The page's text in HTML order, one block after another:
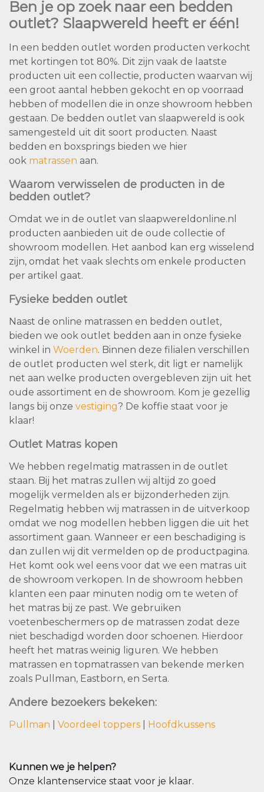
Ben je op zoek naar een bedden
outlet? Slaapwereld heeft er één!
In een bedden outlet worden producten verkocht
met kortingen tot 80%. Dit zijn vaak de laatste
producten uit een collectie, producten waarvan wij
een groot aantal hebben gekocht en op voorraad
hebben of modellen die in onze showroom hebben
gestaan. De bedden outlet van slaapwereld is ook
samengesteld uit dit soort producten. Naast
bedden en boxsprings bieden we hier
ook matrassen aan.
Waarom verwisselen de producten in de
bedden outlet?
Omdat we in de outlet van slaapwereldonline.nl
producten aanbieden uit de oude collectie of
showroom modellen. Het aanbod kan erg wisselend
zijn, omdat het vaak slechts om enkele producten
per artikel gaat.
Fysieke bedden outlet
Naast de online matrassen en bedden outlet,
bieden we ook outlet bedden aan in onze fysieke
winkel in Woerden. Binnen deze filialen verschillen
de outlet producten wel sterk, dit ligt er namelijk
net aan welke producten overgebleven zijn uit het
oude assortiment en de showroom. Kom je gezellig
langs bij onze vestiging? De koffie staat voor je
klaar!
Outlet Matras kopen
We hebben regelmatig matrassen in de outlet
staan. Bij het matras zullen wij altijd zo goed
mogelijk vermelden als er bijzonderheden zijn.
Regelmatig hebben wij matrassen in de uitverkoop
omdat we nog modellen hebben liggen die uit het
assortiment gaan. Wanneer er een beschadiging is
dan zullen wij dit vermelden op de productpagina.
Het komt ook wel eens voor dat we een matras uit
de showroom verkopen. In de showroom hebben
klanten een paar minuten nodig om te weten of
het matras bij ze past. We gebruiken
voetenbeschermers op de matrassen zodat deze
niet beschadigd worden door schoenen. Hierdoor
heeft het matras weinig liguren. We hebben
matrassen en topmatrassen van bekende merken
zoals Pullman, Eastborn, en Serta.
Andere bezoekers bekeken:
Pullman Voordeel toppers Hoofdkussens
Kunnen we je helpen?
Onze klantenservice staat voor je klaar.